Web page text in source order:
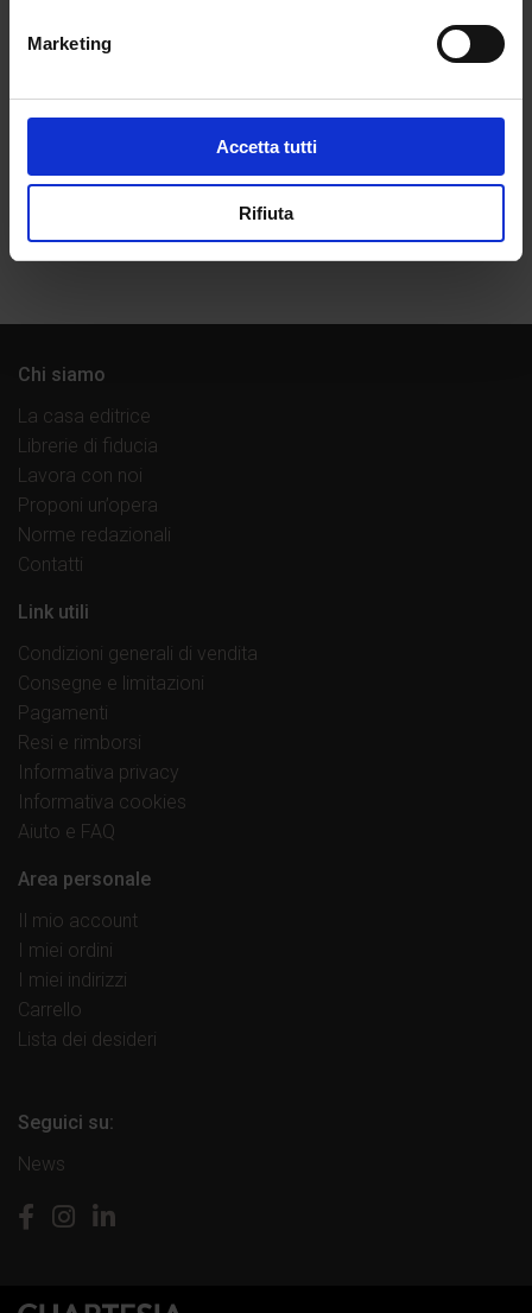
Marketing
Accetta tutti
Rifiuta
Chi siamo
La casa editrice
Librerie di fiducia
Lavora con noi
Proponi un’opera
Norme redazionali
Contatti
Link utili
Condizioni generali di vendita
Consegne e limitazioni
Pagamenti
Resi e rimborsi
Informativa privacy
Informativa cookies
Aiuto e FAQ
Area personale
Il mio account
I miei ordini
I miei indirizzi
Carrello
Lista dei desideri
Seguici su:
News